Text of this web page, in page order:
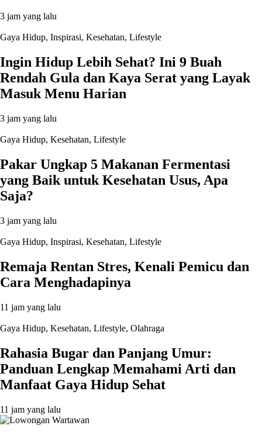
3 jam yang lalu
Gaya Hidup, Inspirasi, Kesehatan, Lifestyle
Ingin Hidup Lebih Sehat? Ini 9 Buah
Rendah Gula dan Kaya Serat yang Layak
Masuk Menu Harian
3 jam yang lalu
Gaya Hidup, Kesehatan, Lifestyle
Pakar Ungkap 5 Makanan Fermentasi
yang Baik untuk Kesehatan Usus, Apa
Saja?
3 jam yang lalu
Gaya Hidup, Inspirasi, Kesehatan, Lifestyle
Remaja Rentan Stres, Kenali Pemicu dan
Cara Menghadapinya
11 jam yang lalu
Gaya Hidup, Kesehatan, Lifestyle, Olahraga
Rahasia Bugar dan Panjang Umur:
Panduan Lengkap Memahami Arti dan
Manfaat Gaya Hidup Sehat
11 jam yang lalu